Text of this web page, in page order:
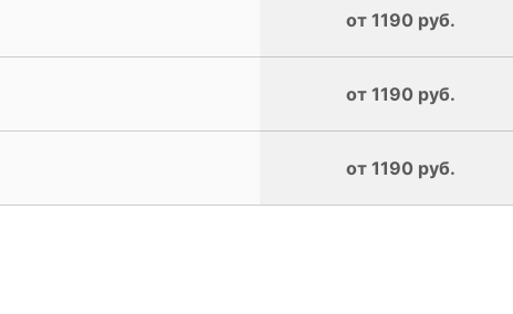
от 1190 руб.
от 1190 руб.
от 1190 руб.